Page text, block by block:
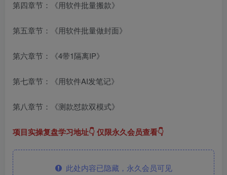
第四章节：《用软件批量搬款》
第五章节：《用软件批量做封面》
第六章节：《4带1隔离IP》
第七章节：《用软件AI发笔记》
第八章节：《测款怼款双模式》
项目实操复盘学习地址👇 仅限永久会员查看👇
此处内容已隐藏，永久会员可见